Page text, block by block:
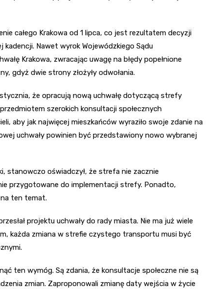
całego Krakowa od 1 lipca, co jest rezultatem decyzji
Nawet wyrok Wojewódzkiego Sądu
Krakowa, zwracając uwagę na błędy popełnione
gdyż dwie strony złożyły odwołania.
że opracują nową uchwałę dotyczącą strefy
szerokich konsultacji społecznych
aby jak najwięcej mieszkańców wyraziło swoje zdanie na
uchwały powinien być przedstawiony nowo wybranej
stanowczo oświadczył, że strefa nie zacznie
przygotowane do implementacji strefy. Ponadto,
na ten temat.
projektu uchwały do rady miasta. Nie ma już wiele
każda zmiana w strefie czystego transportu musi być
ten wymóg. Są zdania, że konsultacje społeczne nie są
zmian. Zaproponowali zmianę daty wejścia w życie